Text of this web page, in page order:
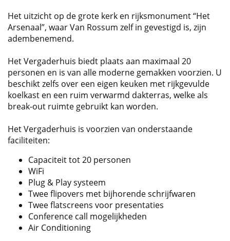
Het uitzicht op de grote kerk en rijksmonument “Het
Arsenaal”, waar Van Rossum zelf in gevestigd is, zijn
adembenemend.
Het Vergaderhuis biedt plaats aan maximaal 20
personen en is van alle moderne gemakken voorzien. U
beschikt zelfs over een eigen keuken met rijkgevulde
koelkast en een ruim verwarmd dakterras, welke als
break-out ruimte gebruikt kan worden.
Het Vergaderhuis is voorzien van onderstaande
faciliteiten:
Capaciteit tot 20 personen
WiFi
Plug & Play systeem
Twee flipovers met bijhorende schrijfwaren
Twee flatscreens voor presentaties
Conference call mogelijkheden
Air Conditioning